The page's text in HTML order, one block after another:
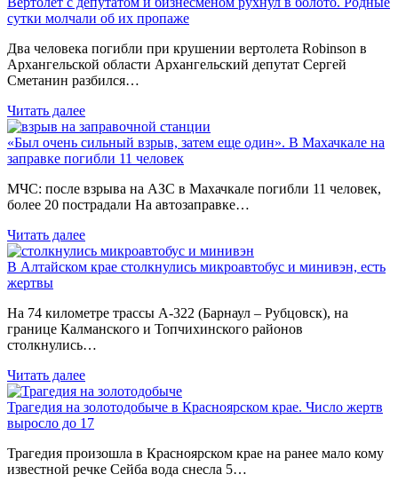
сутки молчали об их пропаже
Два человека погибли при крушении вертолета Robinson в
Архангельской области Архангельский депутат Сергей
Сметанин разбился…
Читать далее
«Был очень сильный взрыв, затем еще один». В Махачкале на
заправке погибли 11 человек
МЧС: после взрыва на АЗС в Махачкале погибли 11 человек,
более 20 пострадали На автозаправке…
Читать далее
В Алтайском крае столкнулись микроавтобус и минивэн, есть
жертвы
На 74 километре трассы А-322 (Барнаул – Рубцовск), на
границе Калманского и Топчихинского районов
столкнулись…
Читать далее
Трагедия на золотодобыче в Красноярском крае. Число жертв
выросло до 17
Трагедия произошла в Красноярском крае на ранее мало кому
известной речке Сейба вода снесла 5…